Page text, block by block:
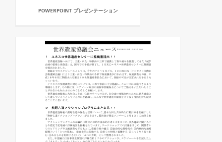
POWERPOINT プレゼンテーション